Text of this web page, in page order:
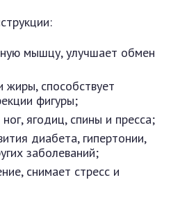
мышцу, улучшает обмен
жиры, способствует
фигуры;
ягодиц, спины и пресса;
диабета, гипертонии,
заболеваний;
снимает стресс и